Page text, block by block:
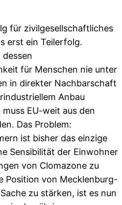
für zivilgesellschaftliches
erst ein Teilerfolg.
für Menschen nie unter
in direkter Nachbarschaft
Anbau
EU-weit aus den
Das Problem:
ist bisher das einzige
Sensibilität der Einwohner
von Clomazone zu
Position von Mecklenburg-
zu stärken, ist es nun